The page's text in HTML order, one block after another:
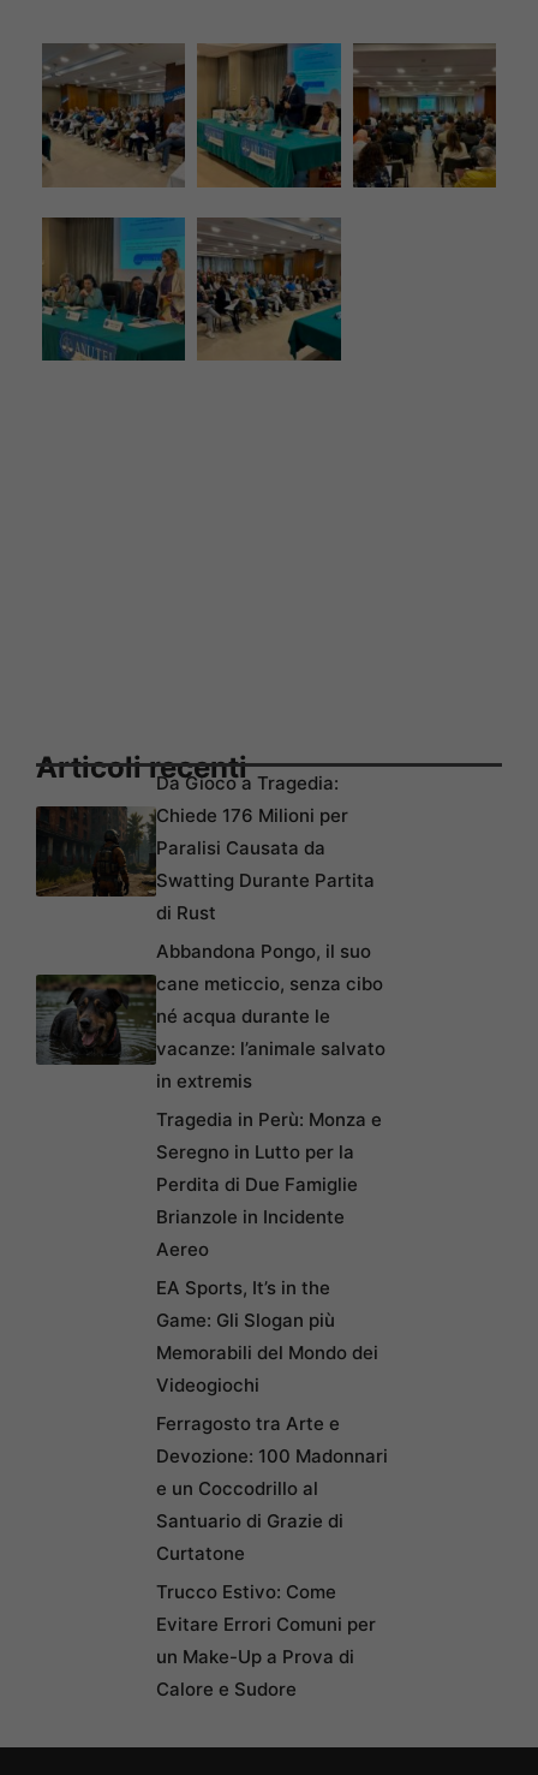
Articoli recentiDa Gioco a Tragedia:
Chiede 176 Milioni per
Paralisi Causata da
Swatting Durante Partita
di Rust
Abbandona Pongo, il suo
cane meticcio, senza cibo
né acqua durante le
vacanze: l’animale salvato
in extremis
Tragedia in Perù: Monza e
Seregno in Lutto per la
Perdita di Due Famiglie
Brianzole in Incidente
Aereo
EA Sports, It’s in the
Game: Gli Slogan più
Memorabili del Mondo dei
Videogiochi
Ferragosto tra Arte e
Devozione: 100 Madonnari
e un Coccodrillo al
Santuario di Grazie di
Curtatone
Trucco Estivo: Come
Evitare Errori Comuni per
un Make-Up a Prova di
Calore e Sudore